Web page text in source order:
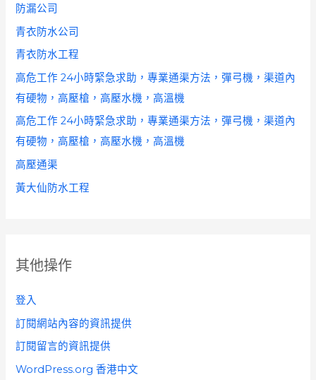
防漏公司
青衣防水公司
青衣防水工程
高危工作 24小時緊急求助，專業通渠方法，彈弓機，渠道內
有硬物，高壓槍，高壓水機，高溫機
高危工作 24小時緊急求助，專業通渠方法，彈弓機，渠道內
有硬物，高壓槍，高壓水機，高溫機
高壓通渠
黃大仙防水工程
其他操作
登入
訂閱網站內容的資訊提供
訂閱留言的資訊提供
WordPress.org 香港中文